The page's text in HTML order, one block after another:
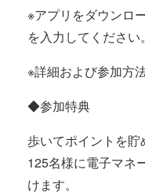
※アプリをダウンロ
を入力してください。
※詳細および参加方
◆参加特典
歩いてポイントを貯
125名様に電子マネ
けます。